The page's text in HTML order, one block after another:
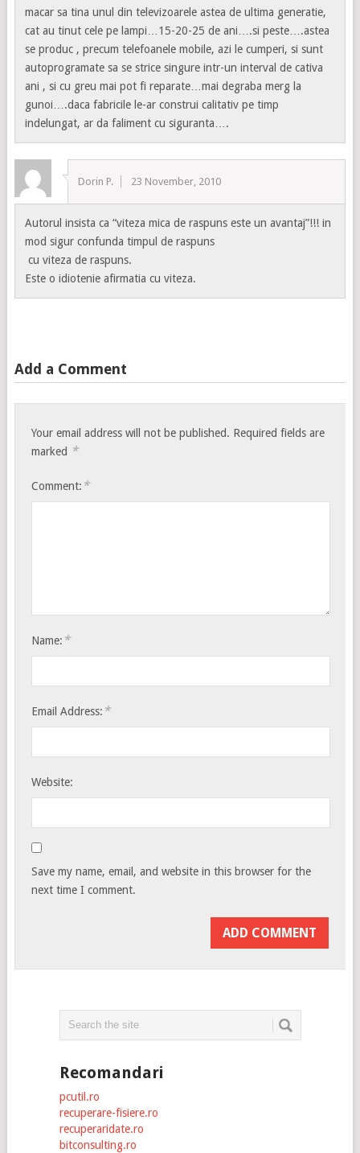
macar sa tina unul din televizoarele astea de ultima generatie,
cat au tinut cele pe lampi…15-20-25 de ani….si peste….astea
se produc , precum telefoanele mobile, azi le cumperi, si sunt
autoprogramate sa se strice singure intr-un interval de cativa
ani , si cu greu mai pot fi reparate…mai degraba merg la
gunoi….daca fabricile le-ar construi calitativ pe timp
indelungat, ar da faliment cu siguranta….
Dorin P. 23 November, 2010
Autorul insista ca “viteza mica de raspuns este un avantaj”!!! in
mod sigur confunda timpul de raspuns
cu viteza de raspuns.
Este o idiotenie afirmatia cu viteza.
Add a Comment
Your email address will not be published. Required fields are
marked *
Comment: *
Name: *
Email Address: *
Website:
Save my name, email, and website in this browser for the
next time I comment.
Recomandari
pcutil.ro
recuperare-fisiere.ro
recuperaridate.ro
bitconsulting.ro